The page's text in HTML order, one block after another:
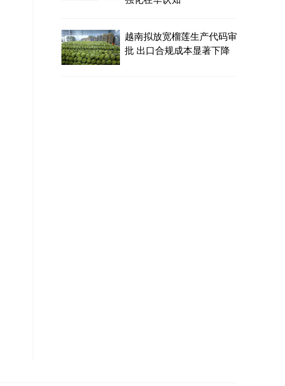
越南拟放宽榴莲生产代码审
批 出口合规成本显著下降